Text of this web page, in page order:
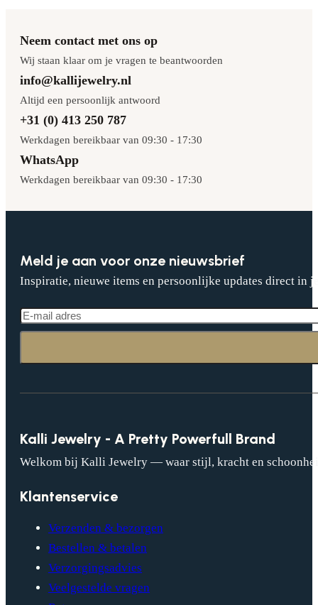
Neem contact met ons op
Wij staan klaar om je vragen te beantwoorden
info@kallijewelry.nl
Altijd een persoonlijk antwoord
+31 (0) 413 250 787
Werkdagen bereikbaar van 09:30 - 17:30
WhatsApp
Werkdagen bereikbaar van 09:30 - 17:30
Meld je aan voor onze nieuwsbrief
Inspiratie, nieuwe items en persoonlijke updates direct in
Kalli Jewelry - A Pretty Powerfull Brand
Welkom bij Kalli Jewelry — waar stijl, kracht en
Klantenservice
Verzenden & bezorgen
Bestellen & betalen
Verzorgingsadvies
Veelgestelde vragen